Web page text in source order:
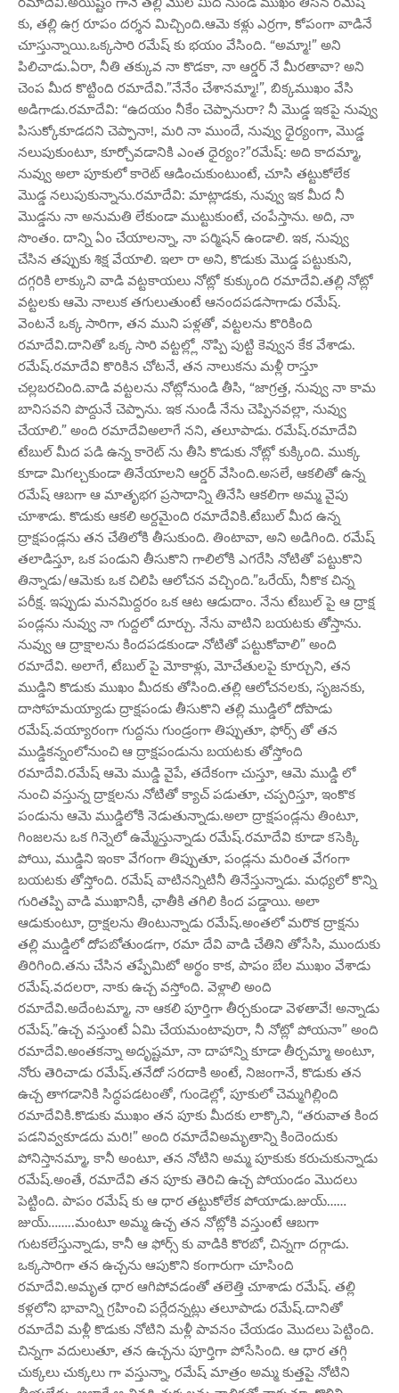
కు, తల్లి ఉగ్ర రూపం దర్శన మిచ్చింది.ఆమె కళ్లు ఎర్రగా, కోపంగా వాడినే
చూస్తున్నాయి.ఒక్కసారి రమేష్ కు భయం వేసింది. “అమ్మా!” అని
పిలిచాడు.ఏరా, నీతి తక్కువ నా కొడకా, నా ఆర్డర్ నే మీరతావా? అని
చెంప మీద కొట్టింది రమాదేవి.”నేనేం చేశానమ్మా!”, బిక్కముఖం వేసి
అడిగాడు.రమాదేవి: “ఉదయం నీకేం చెప్పానురా? నీ మొడ్డ ఇకపై నువ్వు
పిసుక్కోకూడదని చెప్పానా!, మరి నా ముందే, నువ్వు ధైర్యంగా, మొడ్డ
నలుపుకుంటూ, కూర్చోవడానికి ఎంత ధైర్యం?”రమేష్: అది కాదమ్మా,
నువ్వు అలా పూకులో కారెట్ ఆడించుకుంటుంటే, చూసి తట్టుకోలేక
మొడ్డ నలుపుకున్నాను.రమాదేవి: మాట్లాడకు, నువ్వు ఇక మీద నీ
మొడ్డను నా అనుమతి లేకుండా ముట్టుకుంటే, చంపేస్తాను. అది, నా
సొంతం. దాన్ని ఏం చేయాలన్నా, నా పర్మిషన్ ఉండాలి. ఇక, నువ్వు
చేసిన తప్పుకు శిక్ష వేయాలి. ఇలా రా అని, కొడుకు మొడ్డ పట్టుకుని,
దగ్గరికి లాక్కుని వాడి వట్టకాయలు నోట్లో కుక్కుంది రమాదేవి.తల్లి నోట్లో
వట్టలకు ఆమె నాలుక తగులుతుంటే ఆనందపడసాగాడు రమేష్.
వెంటనే ఒక్క సారిగా, తన ముని పళ్లతో, వట్టలను కొరికింది
రమాదేవి.దానితో ఒక్క సారి వట్టల్ల్లో నొప్పి పుట్టి కెవ్వున కేక వేశాడు.
రమేష్.రమాదేవి కొరికిన చోటనే, తన నాలుకను మళ్లీ రాస్తూ
చల్లబరచింది.వాడి వట్టలను నోట్లోనుండి తీసి, “జాగ్రత్త, నువ్వు నా కామ
బానిసవని పొద్దునే చెప్పాను. ఇక నుండీ నేను చెప్పినవల్లా, నువ్వు
చేయాలి.” అంది రమాదేవిఅలాగే నని, తలూపాడు. రమేష్.రమాదేవి
టేబుల్ మీద పడి ఉన్న కారెట్ ను తీసి కొడుకు నోట్లో కుక్కింది. ముక్క
కూడా మిగల్చకుండా తినేయాలని ఆర్డర్ వేసింది.అసలే, ఆకలితో ఉన్న
రమేష్ ఆబగా ఆ మాతృభగ ప్రసాదాన్ని తినేసి ఆకలిగా అమ్మ వైపు
చూశాడు. కొడుకు ఆకలి అర్దమైంది రమాదేవికి.టేబుల్ మీద ఉన్న
ద్రాక్షపండ్లను తన చేతిలోకి తీసుకుంది. తింటావా, అని అడిగింది. రమేష్
తలాడిస్తూ, ఒక పండుని తీసుకొని గాలిలోకి ఎగరేసి నోటితో పట్టుకొని
తిన్నాడు/ఆమెకు ఒక చిలిపి ఆలోచన వచ్చింది.”ఒరేయ్, నీకొక చిన్న
పరీక్ష. ఇప్పుడు మనమిద్దరం ఒక ఆట ఆడుదాం. నేను టేబుల్ పై ఆ ద్రాక్ష
పండ్లను నువ్వు నా గుద్దలో దూర్చు. నేను వాటిని బయటకు తోస్తాను.
నువ్వు ఆ ద్రాక్షాలను కిందపడకుండా నోటితో పట్టుకోవాలి” అంది
రమాదేవి. అలాగే, టేబుల్ పై మోకాళ్లు, మోచేతులపై కూర్చుని, తన
ముడ్డిని కొడుకు ముఖం మీదకు తోసింది.తల్లి ఆలోచనలకు, సృజనకు,
దాసోహమయ్యాడు ద్రాక్షపండు తీసుకొని తల్లి ముడ్డిలో దోపాడు
రమేష్.వయ్యారంగా గుద్దను గుండ్రంగా తిప్పుతూ, ఫోర్స్ తో తన
ముడ్డికన్నంలోనుంచి ఆ ద్రాక్షపండును బయటకు తోస్తోంది
రమాదేవి.రమేష్ ఆమె ముడ్డి వైపే, తదేకంగా చుస్తూ, ఆమె ముడ్డి లో
నుంచి వస్తున్న ద్రాక్షలను నోటితో క్యాచ్ పడుతూ, చప్పరిస్తూ, ఇంకొక
పండును ఆమె ముడ్డిలోకి నెడుతున్నాడు.అలా ద్రాక్షపండ్లను తింటూ,
గింజలను ఒక గిన్నెలో ఉమ్మేస్తున్నాడు రమేష్.రమాదేవి కూడా కసెక్కి
పోయి, ముడ్డిని ఇంకా వేగంగా తిప్పుతూ, పండ్లను మరింత వేగంగా
బయటకు తోస్తోంది. రమేష్ వాటినన్నిటినీ తినేస్తున్నాడు. మధ్యలో కొన్ని
గురితప్పి వాడి ముఖానికీ, ఛాతీకి తగిలి కింద పడ్డాయి. అలా
ఆడుకుంటూ, ద్రాక్షలను తింటున్నాడు రమేష్.అంతలో మరొక ద్రాక్షను
తల్లి ముడ్డిలో దోపబోతుండగా, రమా దేవి వాడి చేతిని తోసేసి, ముందుకు
తిరిగింది.తను చేసిన తప్పేమిటో అర్థం కాక, పాపం బేల ముఖం వేశాడు
రమేష్.వదలరా, నాకు ఉచ్చ వస్తోంది. వెళ్లాలి అంది
రమాదేవి.అదేంటమ్మా, నా ఆకలి పూర్తిగా తీర్చకుండా వెళతావే! అన్నాడు
రమేష్.”ఉచ్చ వస్తుంటే ఏమి చేయమంటావురా, నీ నోట్లో పోయనా” అంది
రమాదేవి.అంతకన్నా అదృష్టమా, నా దాహాన్ని కూడా తీర్చమ్మా అంటూ,
నోరు తెరిచాడు రమేష్.తనేదో సరదాకి అంటే, నిజంగానే, కొడుకు తన
ఉచ్చ తాగడానికి సిద్ధపడటంతో, గుండెల్లో, పూకులో చెమ్మగిల్లింది
రమాదేవికి.కొడుకు ముఖం తన పూకు మీదకు లాక్కొని, “తరువాత కింద
పడనివ్వకూడదు మరి!” అంది రమాదేవిఅమృతాన్ని కిందెందుకు
పోనిస్తానమ్మా, కానీ అంటూ, తన నోటిని అమ్మ పూకుకు కరుచుకున్నాడు
రమేష్.అంతే, రమాదేవి తన పూకు తెరిచి ఉచ్చ పోయండం మొదలు
పెట్టింది. పాపం రమేష్ కు ఆ ధార తట్టుకోలేక పోయాడు.జుయ్……
జుయ్……..మంటూ అమ్మ ఉచ్చ తన నోట్లోకి వస్తుంటే ఆబగా
గుటకలేస్తున్నాడు, కానీ ఆ ఫోర్స్ కు వాడికి కొరబో, చిన్నగా దగ్గాడు.
ఒక్కసారిగా తన ఉచ్చను ఆపుకొని కంగారుగా చూసింది
రమాదేవి.అమృత ధార ఆగిపోవడంతో తలెత్తి చూశాడు రమేష్. తల్లి
కళ్లలోని భావాన్ని గ్రహించి పర్లేదన్నట్లు తలూపాడు రమేష్.దానితో
రమాదేవి మళ్లీ కొడుకు నోటిని మళ్లీ పావనం చేయడం మొదలు పెట్టింది.
చిన్నగా వదులుతూ, తన ఉచ్చను పూర్తిగా పోసేసింది. ఆ ధార తగ్గి
చుక్కలు చుక్కలు గా వస్తున్నా, రమేష్ మాత్రం అమ్మ కుత్తపై నోటిని